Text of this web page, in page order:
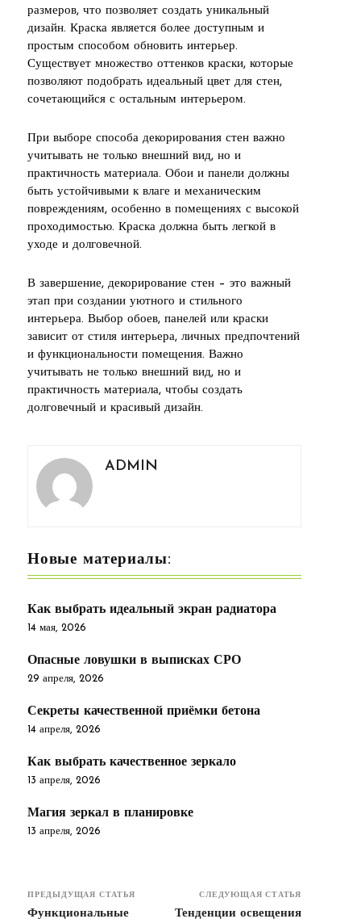
размеров, что позволяет создать уникальный
дизайн. Краска является более доступным и
простым способом обновить интерьер.
Существует множество оттенков краски, которые
позволяют подобрать идеальный цвет для стен,
сочетающийся с остальным интерьером.
При выборе способа декорирования стен важно
учитывать не только внешний вид, но и
практичность материала. Обои и панели должны
быть устойчивыми к влаге и механическим
повреждениям, особенно в помещениях с высокой
проходимостью. Краска должна быть легкой в
уходе и долговечной.
В завершение, декорирование стен – это важный
этап при создании уютного и стильного
интерьера. Выбор обоев, панелей или краски
зависит от стиля интерьера, личных предпочтений
и функциональности помещения. Важно
учитывать не только внешний вид, но и
практичность материала, чтобы создать
долговечный и красивый дизайн.
ADMIN
Новые материалы:
Как выбрать идеальный экран радиатора
14 мая, 2026
Опасные ловушки в выписках СРО
29 апреля, 2026
Секреты качественной приёмки бетона
14 апреля, 2026
Как выбрать качественное зеркало
13 апреля, 2026
Магия зеркал в планировке
13 апреля, 2026
ПРЕДЫДУЩАЯ СТАТЬЯ
Функциональные
СЛЕДУЮЩАЯ СТАТЬЯ
Тенденции освещения